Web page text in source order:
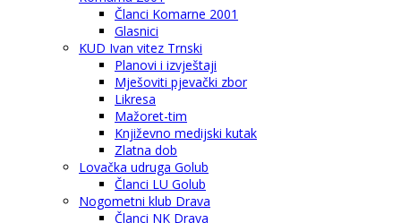
Članci Komarne 2001
Glasnici
KUD Ivan vitez Trnski
Planovi i izvještaji
Mješoviti pjevački zbor
Likresa
Mažoret-tim
Književno medijski kutak
Zlatna dob
Lovačka udruga Golub
Članci LU Golub
Nogometni klub Drava
Članci NK Drava